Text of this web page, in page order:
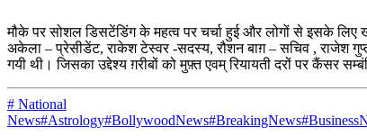
मौके पर सोशल डिसटेंडिंग के महत्व पर चर्चा हुई और लोगों से इसके लिए
अकेला – प्रेसीडेंट, राकेश टेस्वर -सदस्य, रौशन बाग़ – सचिव , राजेश
गयी थी। जिसका उद्देश्य ग़रीबों को मुफ़्त एवम् रियायती दरों पर कैंसर
# National
News#Astrology#BollywoodNews#BreakingNews